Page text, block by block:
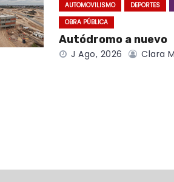
AUTOMOVILISMO DEPORTES
OBRA PÚBLICA
Autódromo a nuevo
J Ago, 2026 Clara